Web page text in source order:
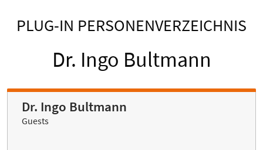
PLUG-IN PERSONENVERZEICHNIS
Dr. Ingo Bultmann
Dr. Ingo Bultmann
Guests